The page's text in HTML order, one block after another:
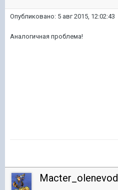
Опубликовано: 5 авг 2015, 12:02:43
Аналогичная проблема!
Macter_olenevod